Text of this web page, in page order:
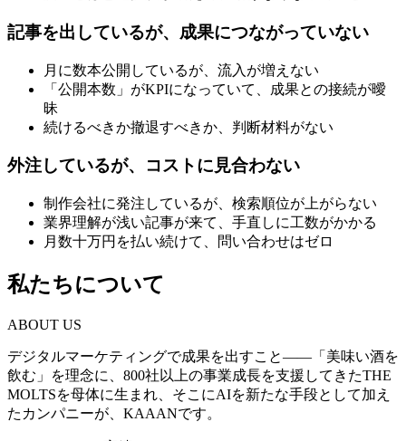
記事を出しているが、成果につながっていない
月に数本公開しているが、流入が増えない
「公開本数」がKPIになっていて、成果との接続が曖
昧
続けるべきか撤退すべきか、判断材料がない
外注しているが、コストに見合わない
制作会社に発注しているが、検索順位が上がらない
業界理解が浅い記事が来て、手直しに工数がかかる
月数十万円を払い続けて、問い合わせはゼロ
私たちについて
ABOUT US
デジタルマーケティングで成果を出すこと——「美味い酒を
飲む」を理念に、800社以上の事業成長を支援してきたTHE
MOLTSを母体に生まれ、そこにAIを新たな手段として加え
たカンパニーが、KAAANです。